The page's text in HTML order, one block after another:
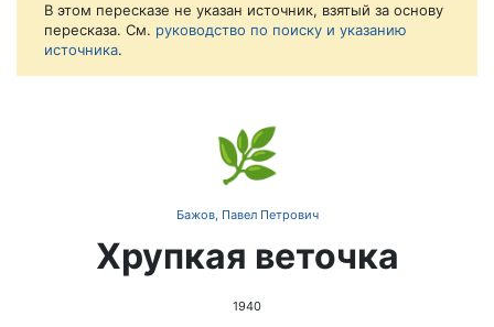
В этом пересказе не указан источник, взятый за основу
пересказа. См. руководство по поиску и указанию
источника.
🌿
Бажов, Павел Петрович
Хрупкая веточка
1940